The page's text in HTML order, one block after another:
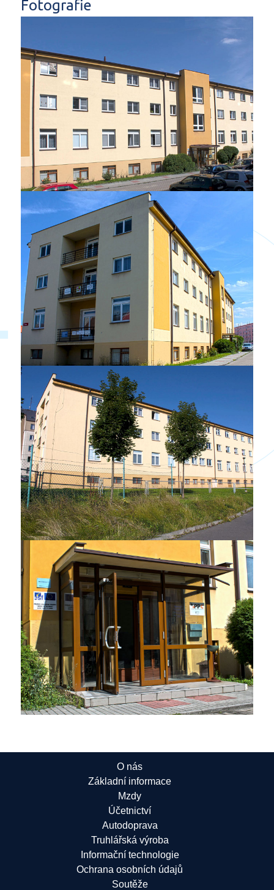
Fotografie
O nás
Základní informace
Mzdy
Účetnictví
Autodoprava
Truhlářská výroba
Informační technologie
Ochrana osobních údajů
Soutěže